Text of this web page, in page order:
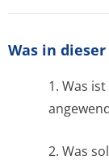
Was in
1. Was
2. Was